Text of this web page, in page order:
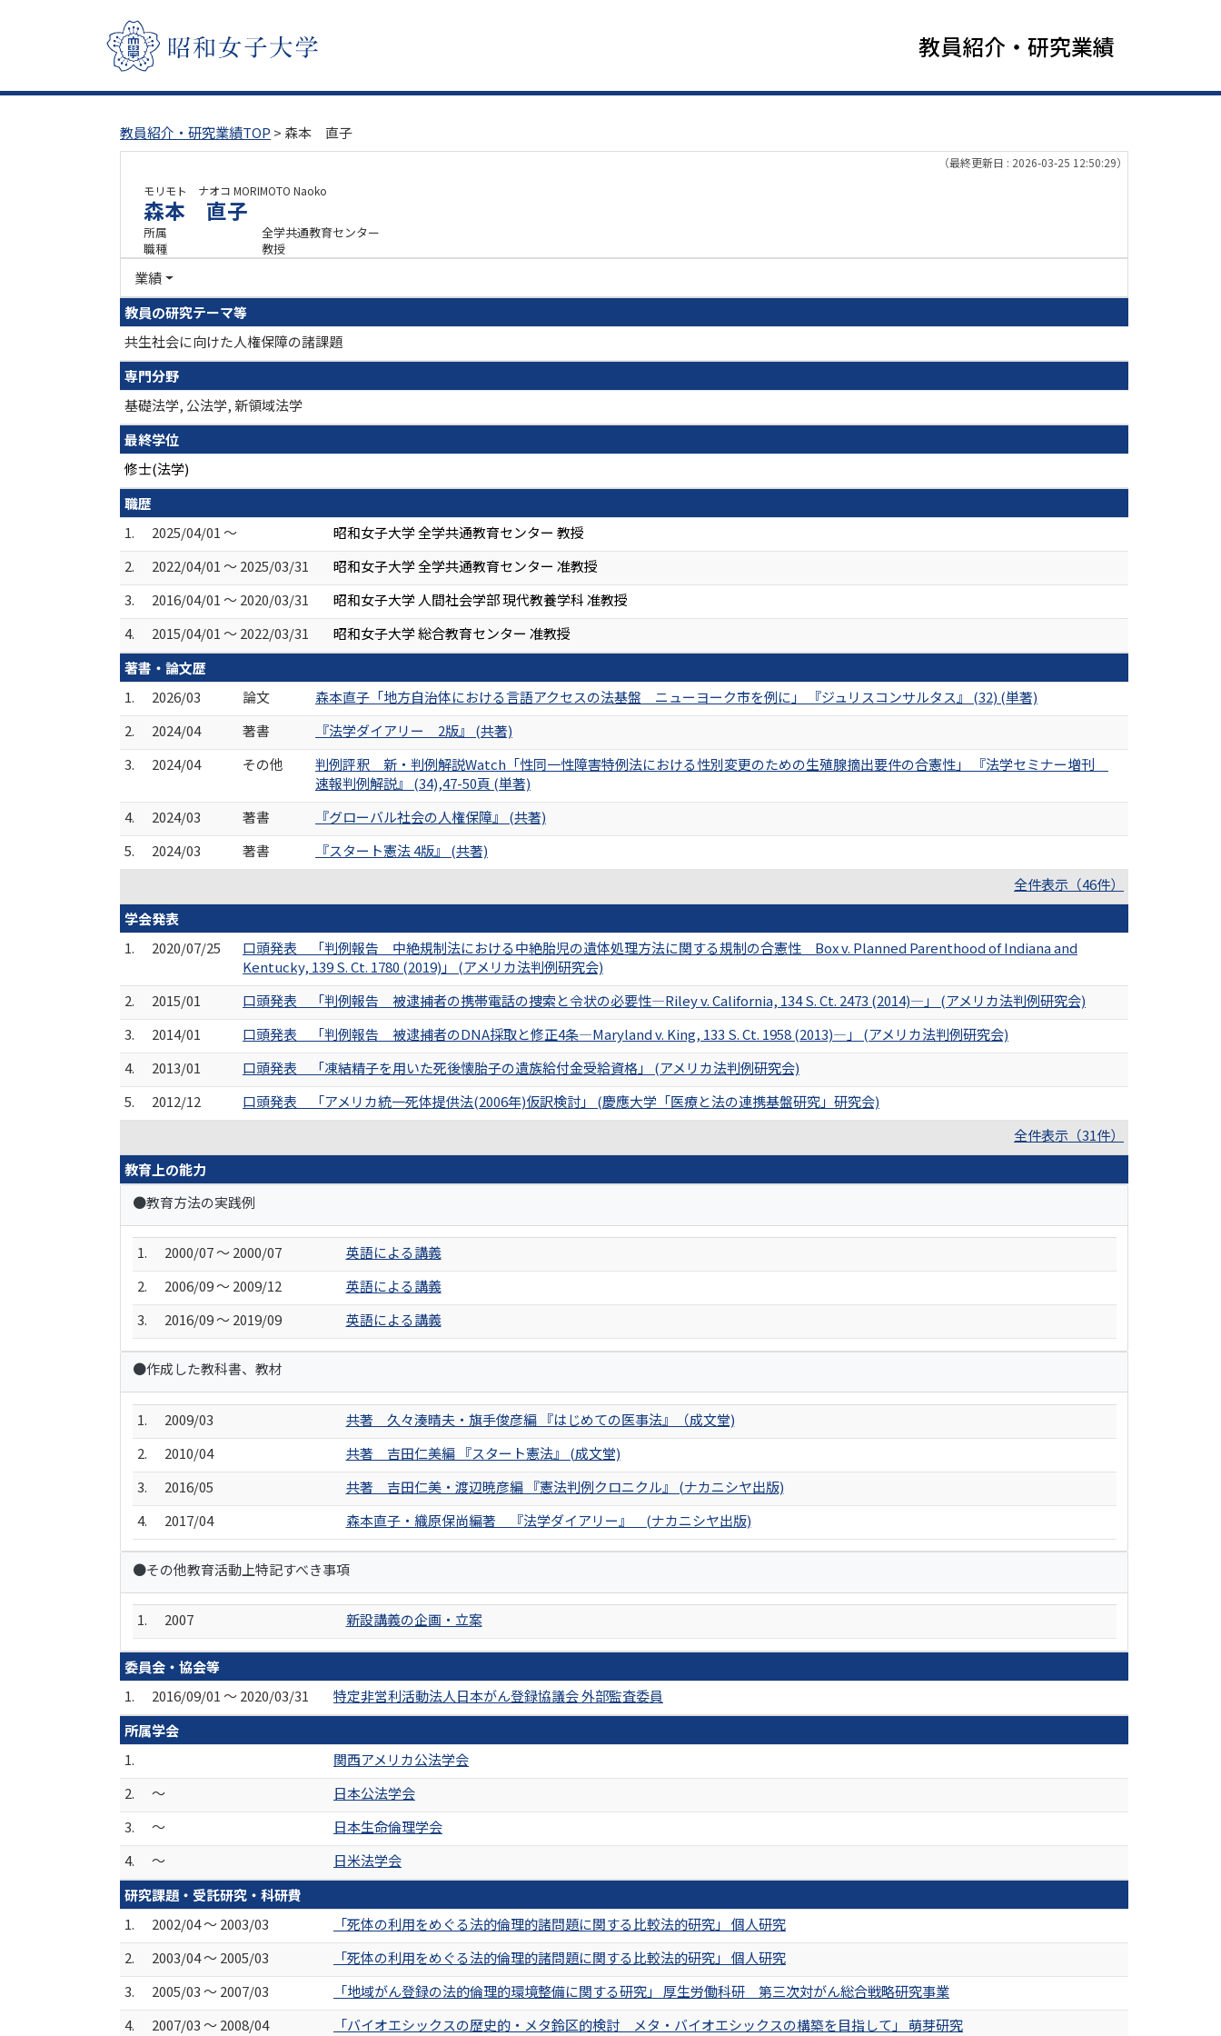
教員紹介・研究業績
教員紹介・研究業績TOP > 森本 直子
（最終更新日 : 2026-03-25 12:50:29）
モリモト ナオコ MORIMOTO Naoko
森本 直子
所属
全学共通教育センター
職種
教授
業績
教員の研究テーマ等
共生社会に向けた人権保障の諸課題
専門分野
基礎法学, 公法学, 新領域法学
最終学位
修士(法学)
職歴
1.
2025/04/01 ～
昭和女子大学 全学共通教育センター 教授
2.
2022/04/01 ～ 2025/03/31
昭和女子大学 全学共通教育センター 准教授
3.
2016/04/01 ～ 2020/03/31
昭和女子大学 人間社会学部 現代教養学科 准教授
4.
2015/04/01 ～ 2022/03/31
昭和女子大学 総合教育センター 准教授
著書・論文歴
1.
2026/03 論文
森本直子「地方自治体における言語アクセスの法基盤 ニューヨーク市を例に」 『ジュリスコンサルタス』 (32) (単著)
2.
2024/04 著書
『法学ダイアリー 2版』 (共著)
3.
2024/04 その他
判例評釈 新・判例解説Watch「性同一性障害特例法における性別変更のための生殖腺摘出要件の合憲性」 『法学セミナー増刊
速報判例解説』 (34),47-50頁 (単著)
4.
2024/03 著書
『グローバル社会の人権保障』 (共著)
5.
2024/03 著書
『スタート憲法 4版』 (共著)
全件表示（46件）
学会発表
1.
2020/07/25
口頭発表 「判例報告 中絶規制法における中絶胎児の遺体処理方法に関する規制の合憲性 Box v. Planned Parenthood of Indiana and
Kentucky, 139 S. Ct. 1780 (2019)」 (アメリカ法判例研究会)
2.
2015/01
口頭発表 「判例報告 被逮捕者の携帯電話の捜索と令状の必要性―Riley v. California, 134 S. Ct. 2473 (2014)―」 (アメリカ法判例研究会)
3.
2014/01
口頭発表 「判例報告 被逮捕者のDNA採取と修正4条―Maryland v. King, 133 S. Ct. 1958 (2013)―」 (アメリカ法判例研究会)
4.
2013/01
口頭発表 「凍結精子を用いた死後懐胎子の遺族給付金受給資格」 (アメリカ法判例研究会)
5.
2012/12
口頭発表 「アメリカ統一死体提供法(2006年)仮訳検討」 (慶應大学「医療と法の連携基盤研究」研究会)
全件表示（31件）
教育上の能力
●教育方法の実践例
1. 2000/07 ～ 2000/07
英語による講義
2.
2006/09 ～ 2009/12
英語による講義
3.
2016/09 ～ 2019/09 英語による講義
●作成した教科書、教材
1. 2009/03
共著 久々湊晴夫・旗手俊彦編 『はじめての医事法』（成文堂)
2.
2010/04
共著 吉田仁美編 『スタート憲法』 (成文堂)
3.
2016/05
共著 吉田仁美・渡辺暁彦編 『憲法判例クロニクル』 (ナカニシヤ出版)
4.
2017/04 森本直子・織原保尚編著 『法学ダイアリー』 (ナカニシヤ出版)
●その他教育活動上特記すべき事項
1. 2007 新設講義の企画・立案
委員会・協会等
1.
2016/09/01 ～ 2020/03/31
特定非営利活動法人日本がん登録協議会 外部監査委員
所属学会
1.
関西アメリカ公法学会
2.
～
日本公法学会
3.
～
日本生命倫理学会
4.
～
日米法学会
研究課題・受託研究・科研費
1.
2002/04 ～ 2003/03
「死体の利用をめぐる法的倫理的諸問題に関する比較法的研究」 個人研究
2.
2003/04 ～ 2005/03
「死体の利用をめぐる法的倫理的諸問題に関する比較法的研究」 個人研究
3.
2005/03 ～ 2007/03
「地域がん登録の法的倫理的環境整備に関する研究」 厚生労働科研 第三次対がん総合戦略研究事業
4.
2007/03 ～ 2008/04 「バイオエシックスの歴史的・メタ鈴区的検討 メタ・バイオエシックスの構築を目指して」 萌芽研究